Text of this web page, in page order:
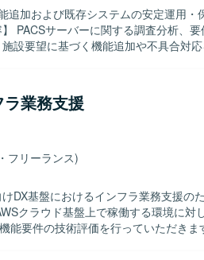
追加および既存システムの安定運用・
設要望に基づく機能追加や不具合対
められる方を求めています。 サーバー
稼働と機能拡張の両立に取り組んでい
工程から一貫して携わることができま
非機能要件設計やインフラ寄りの構築
ラ業務支援
フリーランス)
DX基盤におけるインフラ業務支援の
能要件の技術評価を行っていただきま